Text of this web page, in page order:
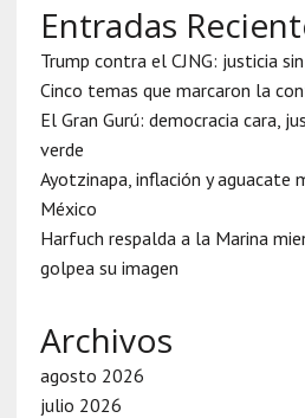
Entradas
Trump contra el CJNG: justicia
Cinco temas que marcaron la
El Gran Gurú: democracia cara,
verde
Ayotzinapa, inflación y aguacate
México
Harfuch respalda a la Marina
golpea su imagen
Archivos
agosto 2026
julio 2026